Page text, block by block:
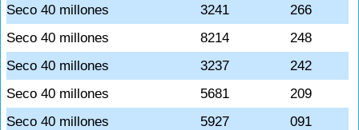
Seco 40 millones
3241
266
Seco 40 millones
8214
248
Seco 40 millones
3237
242
Seco 40 millones
5681
209
Seco 40 millones
5927
091